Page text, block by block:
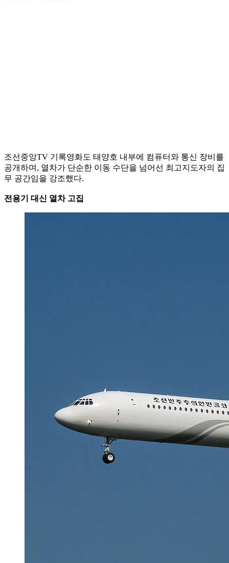
조선중앙TV 기록영화도 태양호 내부에 컴퓨터와 통신 장비를
공개하며, 열차가 단순한 이동 수단을 넘어선 최고지도자의 집
무 공간임을 강조했다.
전용기 대신 열차 고집